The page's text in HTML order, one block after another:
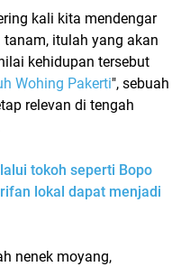
kali kita mendengar
itulah yang akan
kehidupan tersebut
Wohing Pakerti", sebuah
relevan di tengah
tokoh seperti Bopo
lokal dapat menjadi
nenek moyang,